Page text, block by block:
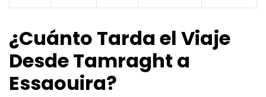
¿Cuánto Tarda el Viaje
Desde Tamraght a
Essaouira?